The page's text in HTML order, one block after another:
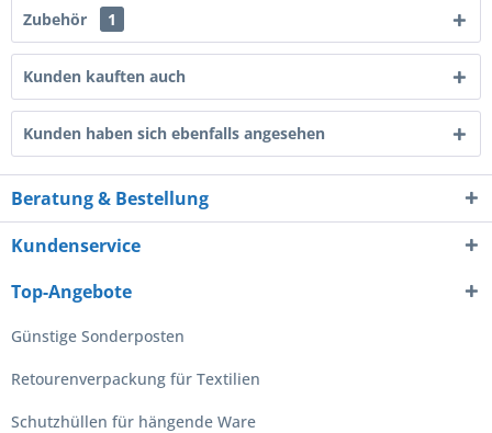
Zubehör 1
Kunden kauften auch
Kunden haben sich ebenfalls angesehen
Beratung & Bestellung
Kundenservice
Top-Angebote
Günstige Sonderposten
Retourenverpackung für Textilien
Schutzhüllen für hängende Ware